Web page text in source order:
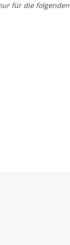
für die